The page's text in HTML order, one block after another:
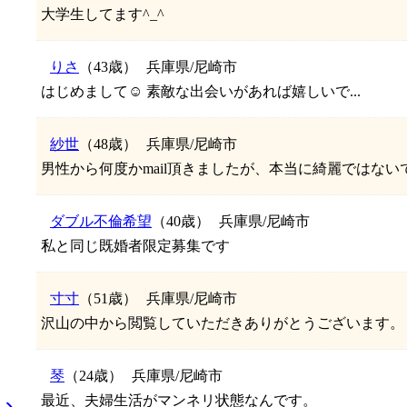
大学生してます^_^
りさ （43歳）
兵庫県/尼崎市
はじめまして☺️ 素敵な出会いがあれば嬉しいで...
紗世 （48歳）
兵庫県/尼崎市
男性から何度かmail頂きましたが、本当に綺麗ではない
ダブル不倫希望 （40歳）
兵庫県/尼崎市
私と同じ既婚者限定募集です
寸寸 （51歳）
兵庫県/尼崎市
沢山の中から閲覧していただきありがとうございます。
琴 （24歳）
兵庫県/尼崎市
最近、夫婦生活がマンネリ状態なんです。